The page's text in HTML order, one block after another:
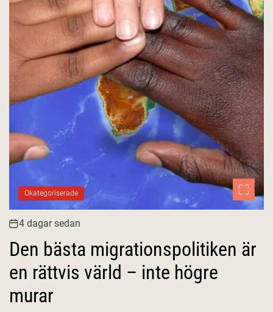
Okategoriserade
4 dagar sedan
Den bästa migrationspolitiken är
en rättvis värld – inte högre
murar